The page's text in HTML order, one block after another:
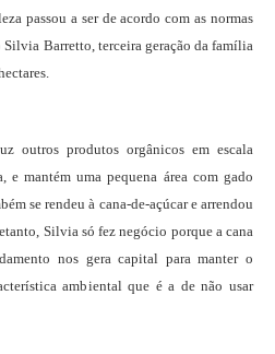
passou a ser de acordo com as normas
Barretto, terceira geração da família
outros produtos orgânicos em escala
e mantém uma pequena área com gado
se rendeu à cana-de-açúcar e arrendou
Silvia só fez negócio porque a cana
nos gera capital para manter o
ambiental que é a de não usar